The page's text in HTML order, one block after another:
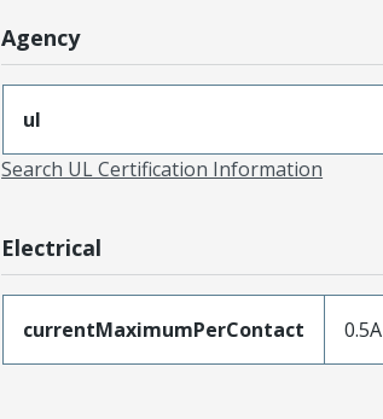
Agency
ul
Search UL Certification Information
Electrical
currentMaximumPerContact 0.5A